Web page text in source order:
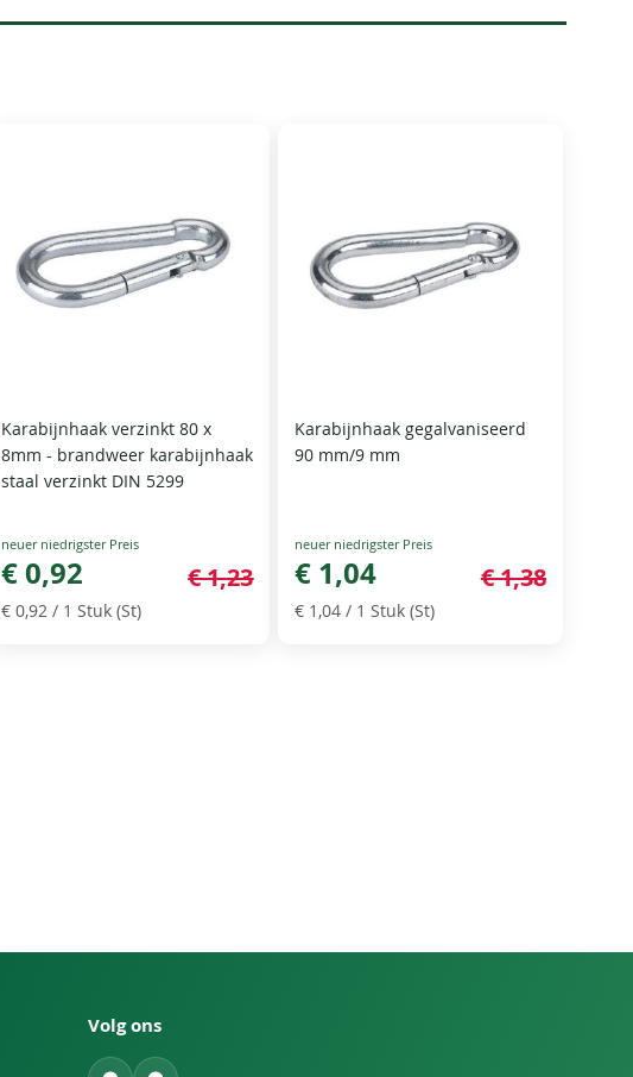
Karabijnhaak verzinkt 80 x
8mm - brandweer karabijnhaak
staal verzinkt DIN 5299
Special
Price
€ 0,92 € 1,23
€ 0,92 / 1 Stuk (St)
Karabijnhaak gegalvaniseerd
90 mm/9 mm
Special
Price
€ 1,04 € 1,38
€ 1,04/ 1 Stuk (St)
Volg ons